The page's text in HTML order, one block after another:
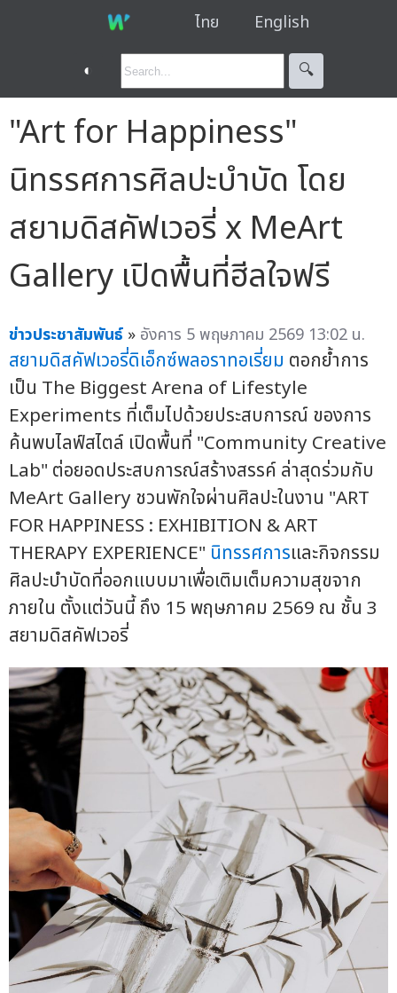
ไทย English
◐ 🔍︎
"Art for Happiness"
นิทรรศการศิลปะบำบัด โดย
สยามดิสคัฟเวอรี่ x MeArt
Gallery เปิดพื้นที่ฮีลใจฟรี
ข่าวประชาสัมพันธ์ » อังคาร 5 พฤษภาคม 2569 13:02 น.
สยามดิสคัฟเวอรี่ดิเอ็กซ์พลอราทอเรี่ยม ตอกย้ำการ
เป็น The Biggest Arena of Lifestyle
Experiments ที่เต็มไปด้วยประสบการณ์ ของการ
ค้นพบไลฟ์สไตล์ เปิดพื้นที่ "Community Creative
Lab" ต่อยอดประสบการณ์สร้างสรรค์ ล่าสุดร่วมกับ
MeArt Gallery ชวนพักใจผ่านศิลปะในงาน "ART
FOR HAPPINESS : EXHIBITION & ART
THERAPY EXPERIENCE" นิทรรศการและกิจกรรม
ศิลปะบำบัดที่ออกแบบมาเพื่อเติมเต็มความสุขจาก
ภายใน ตั้งแต่วันนี้ ถึง 15 พฤษภาคม 2569 ณ ชั้น 3
สยามดิสคัฟเวอรี่